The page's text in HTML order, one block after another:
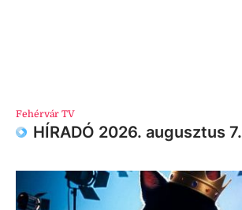
Fehérvár TV
HÍRADÓ 2026. augusztus 7.